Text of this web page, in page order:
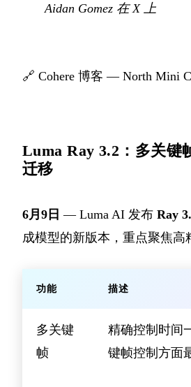
Aidan Gomez 在 X 上
🔗 Cohere 博客 — North Mini
Luma Ray 3.2：多关键
迁移
6月9日 — Luma AI 发布 Ray
成模型的新版本，重点聚焦高
功能 描述
多关键
帧
精确控制时
键帧控制方面